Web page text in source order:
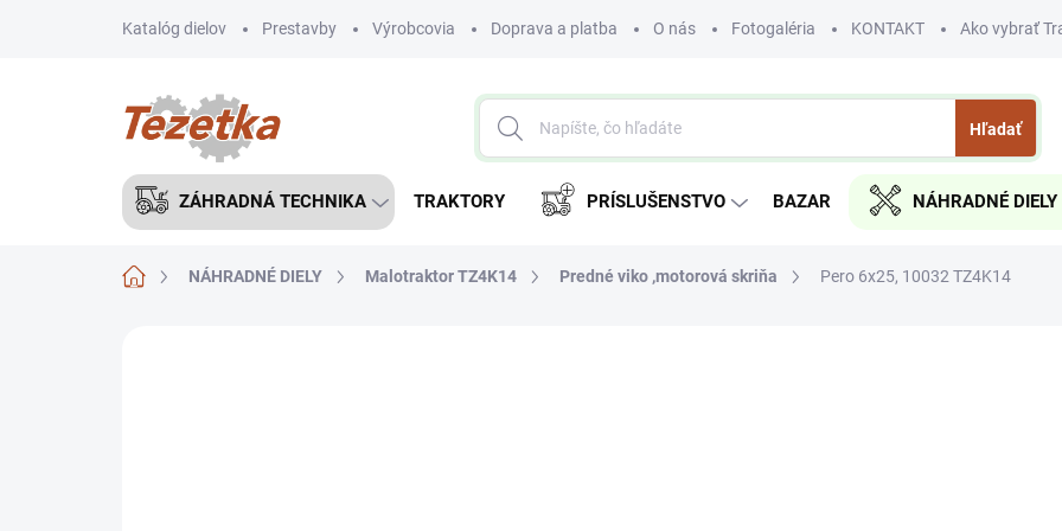
Katalóg dielov Prestavby Výrobcovia Doprava a platba O nás Fotogaléria KONTAKT Ako vybrať
Hľadať
ZÁHRADNÁ TECHNIKA TRAKTORY PRÍSLUŠENSTVO BAZAR NÁHRADNÉ DIELY
DomovNÁHRADNÉ DIELY Malotraktor TZ4K14 Predné viko ,motorová skriňa Pero 6x25, 10032 TZ4K14